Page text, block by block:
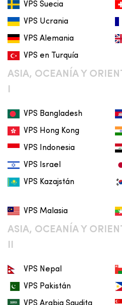
VPS Suecia
VPS Ucrania
VPS Alemania
VPS en Turquía
ASIA, OCEANÍA Y
I
VPS Bangladesh
VPS Hong Kong
VPS Indonesia
VPS Israel
VPS Kazajstán
VPS Malasia
ASIA, OCEANÍA Y
II
VPS Nepal
VPS Pakistán